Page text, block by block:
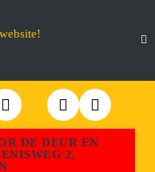
DE DEUR EN
2,